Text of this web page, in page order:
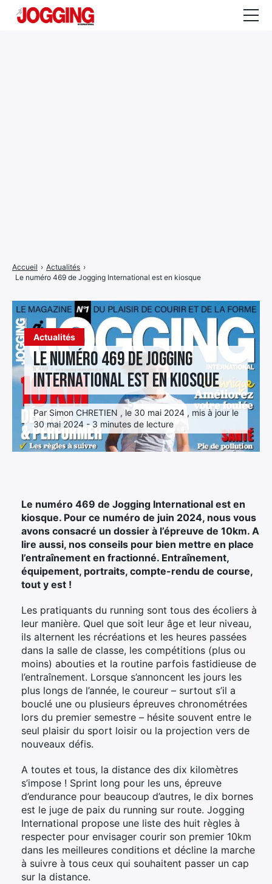
Actualités
Le numéro 469 de Jogging
International est en kiosque
Par Simon CHRETIEN , le 30 mai 2024 , mis à jour le
30 mai 2024 - 3 minutes de lecture
Accueil › Actualités ›
Le numéro 469 de Jogging International est en kiosque
Le numéro 469 de Jogging International est en
kiosque. Pour ce numéro de juin 2024, nous vous
avons consacré un dossier à l’épreuve de 10km. A
lire aussi, nos conseils pour bien mettre en place
l’entraînement en fractionné. Entraînement,
équipement, portraits, compte-rendu de course,
tout y est !
Les pratiquants du running sont tous des écoliers à
leur manière. Quel que soit leur âge et leur niveau,
ils alternent les récréations et les heures passées
dans la salle de classe, les compétitions (plus ou
moins) abouties et la routine parfois fastidieuse de
l’entraînement. Lorsque s’annoncent les jours les
plus longs de l’année, le coureur – surtout s’il a
bouclé une ou plusieurs épreuves chronométrées
lors du premier semestre – hésite souvent entre le
seul plaisir du sport loisir ou la projection vers de
nouveaux défis.
A toutes et tous, la distance des dix kilomètres
s’impose ! Sprint long pour les uns, épreuve
d’endurance pour beaucoup d’autres, le dix bornes
est le juge de paix du running sur route. Jogging
International propose une liste des huit règles à
respecter pour envisager courir son premier 10km
dans les meilleures conditions et décline la marche
à suivre à tous ceux qui souhaitent passer un cap
sur la distance.
de
menu
Élément
de
menu
Élément
de
menu